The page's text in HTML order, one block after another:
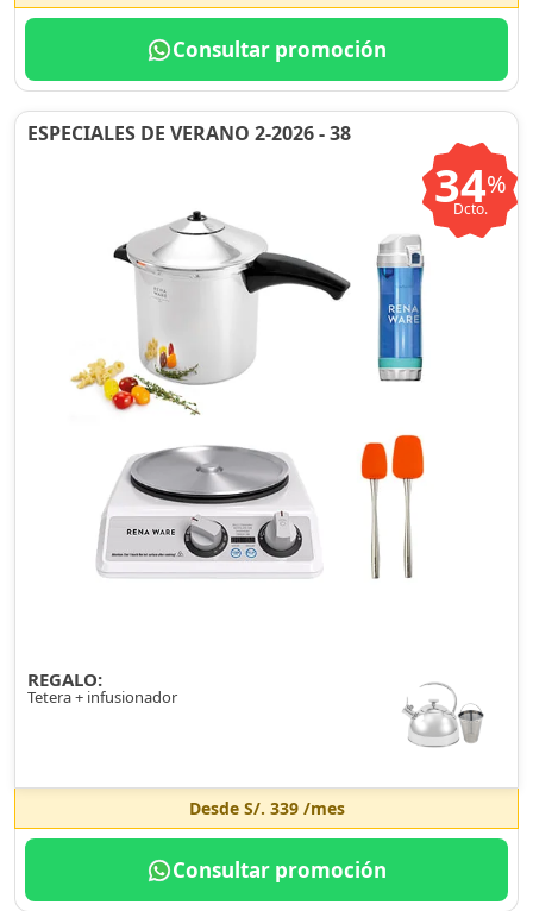
Consultar promoción
ESPECIALES DE VERANO 2-2026 - 38
34%
Dcto.
REGALO:
Tetera + infusionador
Desde S/. 339/mes
Consultar promoción